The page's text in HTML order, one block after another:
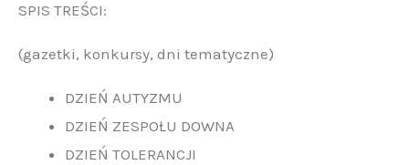
SPIS TREŚCI:
(gazetki, konkursy, dni tematyczne)
DZIEŃ AUTYZMU
DZIEŃ ZESPOŁU DOWNA
DZIEŃ TOLERANCJI